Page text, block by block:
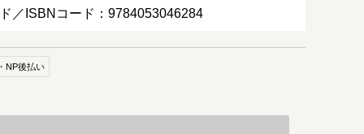
／ISBNコード：9784053046284
NP後払い